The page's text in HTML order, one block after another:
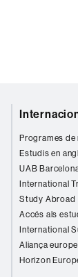
Programes
Estudis en
UAB
International
Study Abroad
Accés als
International
Aliança
Horizon